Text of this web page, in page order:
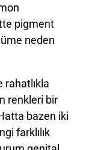
pigment
neden
rahatlıkla
renkleri bir
bazen iki
farklılık